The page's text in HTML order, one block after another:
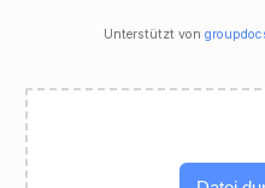
Unterstützt von